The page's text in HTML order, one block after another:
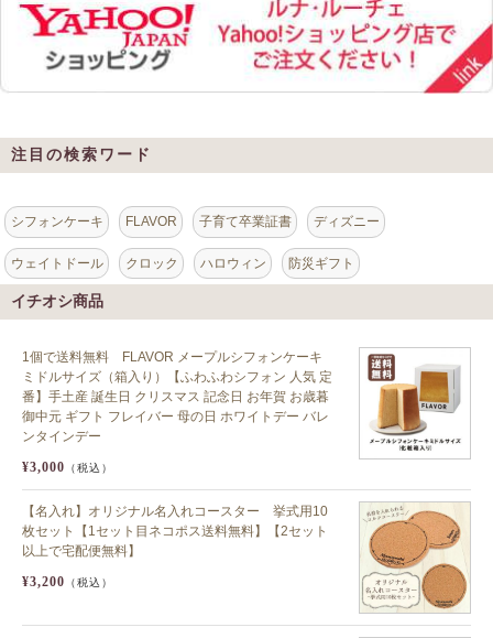
注目の検索ワード
シフォンケーキ FLAVOR 子育て卒業証書 ディズニー
ウェイトドール クロック ハロウィン 防災ギフト
イチオシ商品
1個で送料無料 FLAVOR メープルシフォンケーキ
ミドルサイズ（箱入り）【ふわふわシフォン 人気 定
番】手土産 誕生日 クリスマス 記念日 お年賀 お歳暮
御中元 ギフト フレイバー 母の日 ホワイトデー バレ
ンタインデー
¥3,000 （税込）
【名入れ】オリジナル名入れコースター 挙式用10
枚セット【1セット目ネコポス送料無料】【2セット
以上で宅配便無料】
¥3,200 （税込）